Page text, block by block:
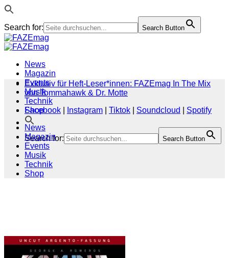
Search for: Search Button
Zum
Inhalt
News
Magazin
Events
Musik
Technik
Shop
Search for: Search Button
Exklusiv für Heft-Leser*innen: FAZEmag In The Mix
von Tommahawk & Dr. Motte
Facebook
Instagram Tiktok Soundcloud
Spotify
News
Magazin
Events
Musik
Technik
Shop